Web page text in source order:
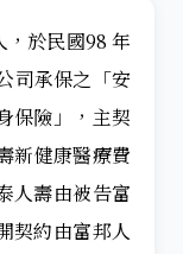
於民國98 年
司承保之「安
保險」，主契
新健康醫療費
人壽由被告富
契約由富邦人